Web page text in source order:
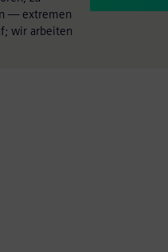
— extremen
wir arbeiten